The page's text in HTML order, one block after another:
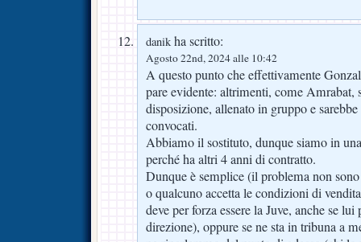
danik ha scritto:
Agosto 22nd, 2024 alle 10:42
A questo punto che effettivamente
pare evidente: altrimenti, come Amrabat,
disposizione, allenato in gruppo e
convocati.
Abbiamo il sostituto, dunque siamo in
perché ha altri 4 anni di contratto.
Dunque è semplice (il problema non
o qualcuno accetta le condizioni di
deve per forza essere la Juve, anche se
direzione), oppure se ne sta in tribuna a